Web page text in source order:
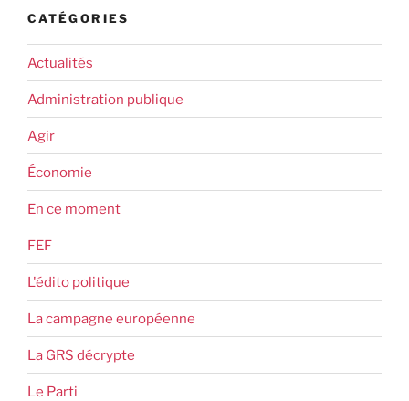
CATÉGORIES
Actualités
Administration publique
Agir
Économie
En ce moment
FEF
L'édito politique
La campagne européenne
La GRS décrypte
Le Parti